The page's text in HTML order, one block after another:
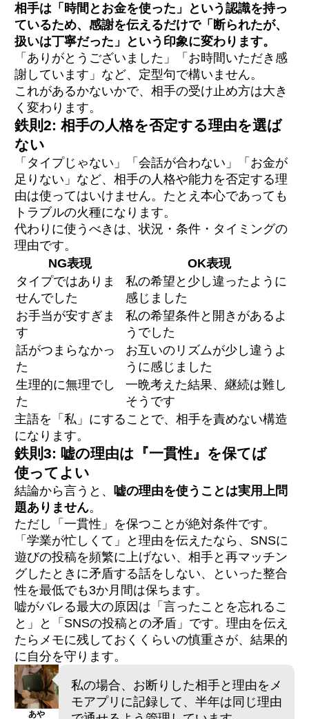
相手は「時間とお金を使った」という認識を持っ
ているため、感謝を伝えるだけで「断られたが、
扱いは丁寧だった」という印象に変わります。
「ありがとうございました」「お時間いただき感
謝しています」など、定型句で構いません。
これがあるかないかで、相手の受け止め方は大き
く変わります。
鉄則2: 相手の人格を否定する理由を選ば
ない
「タイプじゃない」「会話が合わない」「お金が
足りない」など、相手の人格や能力を否定する理
由は使ってはいけません。たとえ本心であっても
トラブルの火種になります。
代わりに使うべきは、状況・条件・タイミングの
理由です。
NG表現
OK表現
タイプではありま
せんでした
私の希望と少し違ったように
感じました
お手当が安すぎま
す
私の希望条件と開きがあるよ
うでした
話がつまらなかっ
た
お互いのリズムが少し違うよ
うに感じました
生理的に無理でし
た
一晩考えた結果、継続は難し
そうです
主語を「私」にすることで、相手を責めない構造
になります。
鉄則3: 嘘の理由は『一貫性』を保てば
使ってよい
結論から言うと、 嘘の理由を使うことは実用上問
題ありません。
ただし「一貫性」を保つことが絶対条件です。
「学業が忙しくて」と理由を伝えたなら、SNSに
遊びの投稿を頻繁に上げない、相手と再マッチン
グしたときに矛盾する話をしない、といった整合
性を最低でも3か月間は保ちます。
嘘がバレる最大の原因は「言ったことを忘れるこ
と」と「SNSの投稿との矛盾」です。理由を伝え
たらメモに残しておくくらいの慎重さが、結果的
に自分を守ります。
あや
私の場合、お断りした相手と理由をメ
モアプリに記録して、半年は同じ理由